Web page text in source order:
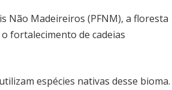
Não Madeireiros (PFNM), a floresta
fortalecimento de cadeias
espécies nativas desse bioma.